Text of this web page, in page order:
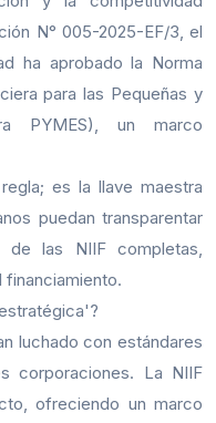
N° 005-2025-EF/3, el
ha aprobado la Norma
para las Pequeñas y
PYMES), un marco
es la llave maestra
puedan transparentar
de las NIIF completas,
financiamiento.
luchado con estándares
corporaciones. La NIIF
ofreciendo un marco